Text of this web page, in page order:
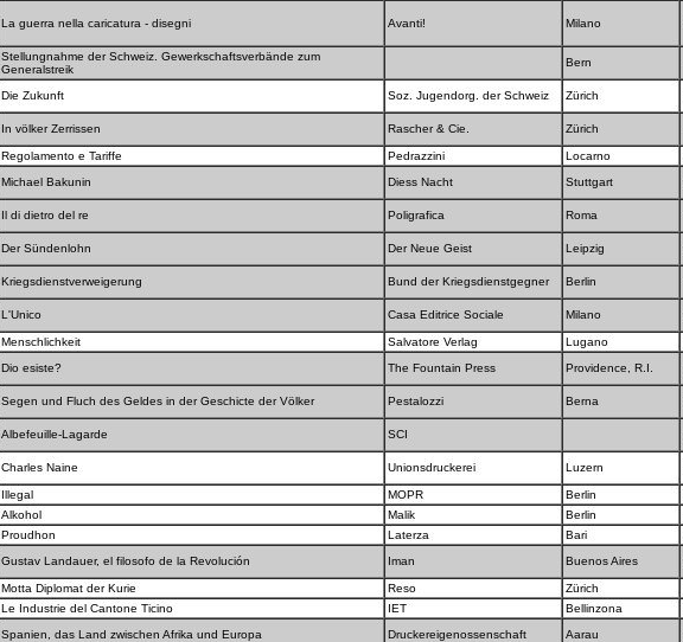
La guerra nella caricatura - disegni Avanti! Milano
Stellungnahme der Schweiz. Gewerkschaftsverbände zum
Generalstreik
Bern
Die Zukunft Soz. Jugendorg. der Schweiz Zürich
In völker Zerrissen Rascher & Cie. Zürich
Regolamento e Tariffe Pedrazzini Locarno
Michael Bakunin Diess Nacht Stuttgart
Il di dietro del re Poligrafica Roma
Der Sündenlohn Der Neue Geist Leipzig
Kriegsdienstverweigerung Bund der Kriegsdienstgegner Berlin
L'Unico Casa Editrice Sociale Milano
Menschlichkeit Salvatore Verlag Lugano
Dio esiste? The Fountain Press Providence, R.I.
Segen und Fluch des Geldes in der Geschicte der Völker Pestalozzi Berna
Albefeuille-Lagarde SCI
Charles Naine Unionsdruckerei Luzern
Illegal MOPR Berlin
Alkohol Malik Berlin
Proudhon Laterza Bari
Gustav Landauer, el filosofo de la Revolución Iman Buenos Aires
Motta Diplomat der Kurie Reso Zürich
Le Industrie del Cantone Ticino IET Bellinzona
Spanien, das Land zwischen Afrika und Europa Druckereigenossenschaft Aarau